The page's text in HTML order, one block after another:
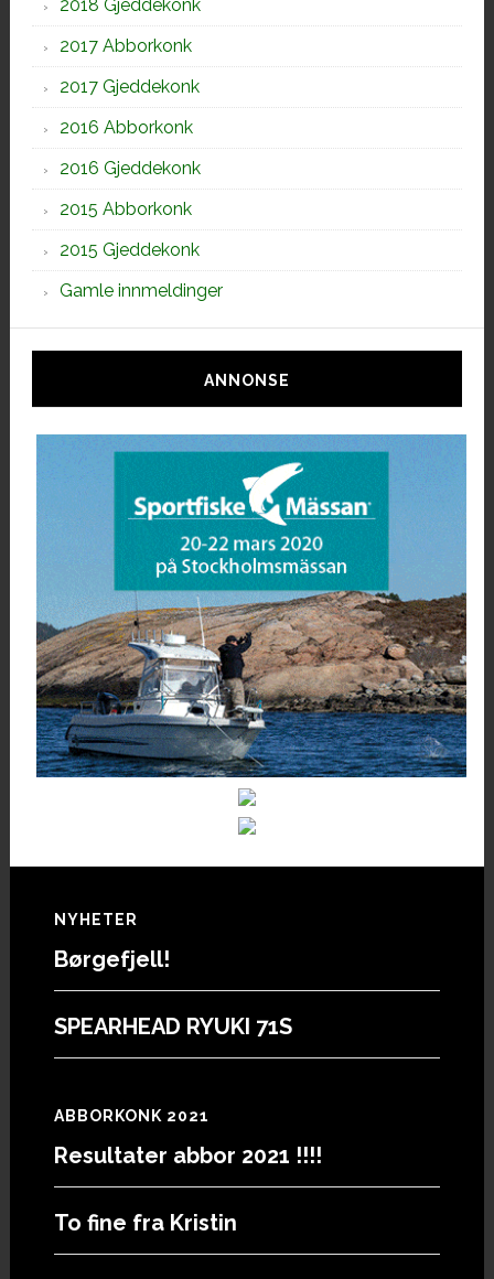
2018 Gjeddekonk
2017 Abborkonk
2017 Gjeddekonk
2016 Abborkonk
2016 Gjeddekonk
2015 Abborkonk
2015 Gjeddekonk
Gamle innmeldinger
ANNONSE
Footer
NYHETER
Børgefjell!
SPEARHEAD RYUKI 71S
ABBORKONK 2021
Resultater abbor 2021 !!!!
To fine fra Kristin